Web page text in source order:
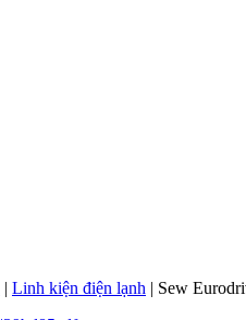
| Linh kiện điện lạnh | Sew